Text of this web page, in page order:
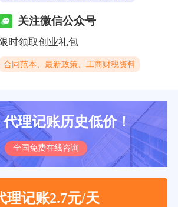
关注微信公众号
限时领取创业礼包
合同范本、最新政策、工商财税资料
代理记账历史低价！
全国免费在线咨询
理记账2.7元/天